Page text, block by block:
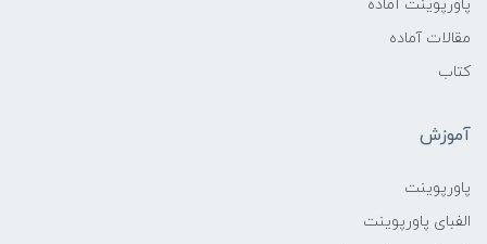
پاورپوینت آماده
مقالات آماده
کتاب
آموزش
پاورپوینت
الفبای پاورپوینت